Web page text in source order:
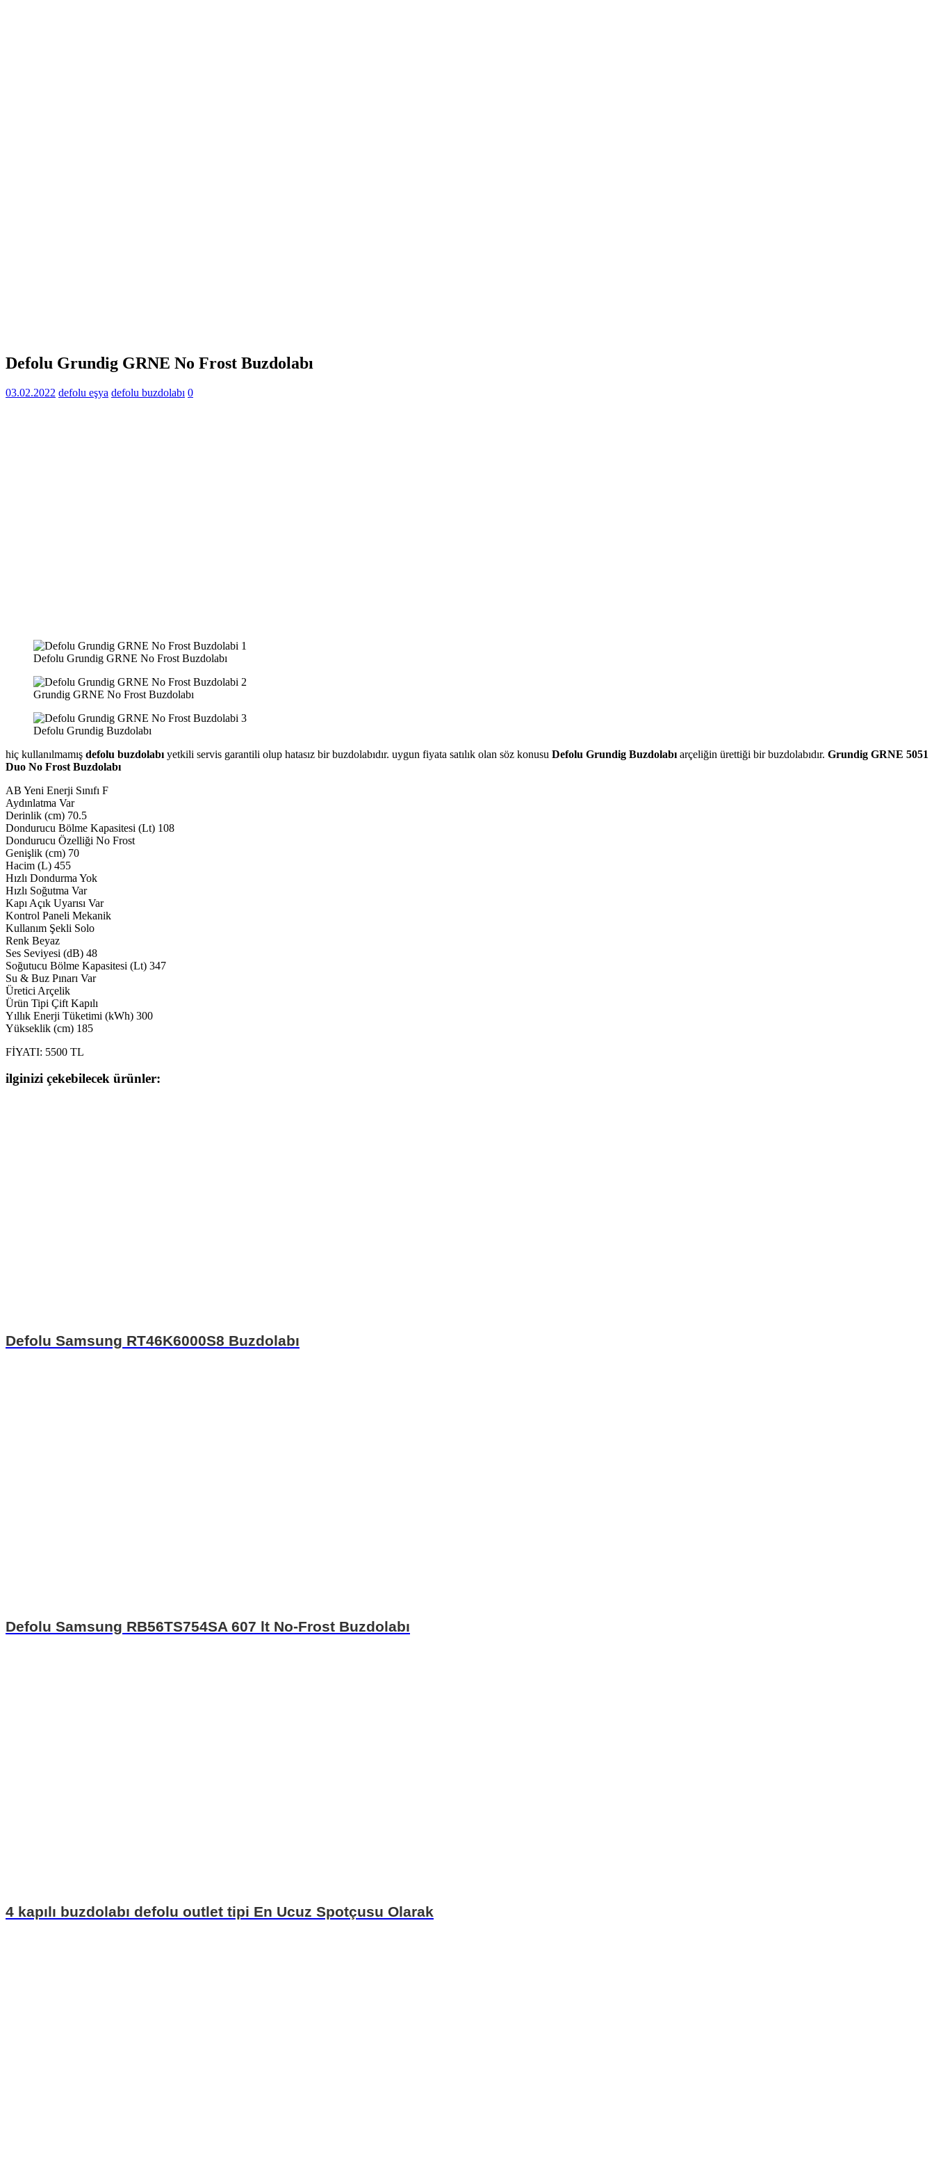
Defolu Grundig GRNE No Frost Buzdolabı
03.02.2022 defolu eşya defolu buzdolabı 0
Defolu Grundig GRNE No Frost Buzdolabı
Grundig GRNE No Frost Buzdolabı
Defolu Grundig Buzdolabı
hiç kullanılmamış defolu buzdolabı yetkili servis garantili olup hatasız bir buzdolabıdır. uygun fiyata satılık olan söz konusu Defolu Grundig Buzdolabı arçeliğin ürettiği bir buzdolabıdır. Grundig GRNE 5051
Duo No Frost Buzdolabı
AB Yeni Enerji Sınıfı F
Aydınlatma Var
Derinlik (cm) 70.5
Dondurucu Bölme Kapasitesi (Lt) 108
Dondurucu Özelliği No Frost
Genişlik (cm) 70
Hacim (L) 455
Hızlı Dondurma Yok
Hızlı Soğutma Var
Kapı Açık Uyarısı Var
Kontrol Paneli Mekanik
Kullanım Şekli Solo
Renk Beyaz
Ses Seviyesi (dB) 48
Soğutucu Bölme Kapasitesi (Lt) 347
Su & Buz Pınarı Var
Üretici Arçelik
Ürün Tipi Çift Kapılı
Yıllık Enerji Tüketimi (kWh) 300
Yükseklik (cm) 185
FİYATI: 5500 TL
ilginizi çekebilecek ürünler:
Defolu Samsung RT46K6000S8 Buzdolabı
Defolu Samsung RB56TS754SA 607 lt No-Frost Buzdolabı
4 kapılı buzdolabı defolu outlet tipi En Ucuz Spotçusu Olarak